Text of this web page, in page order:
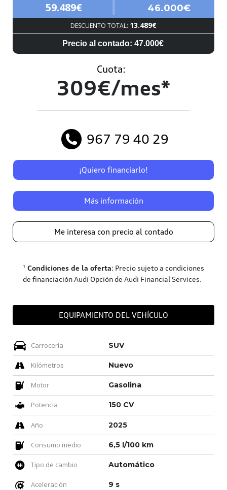
59.489€
46.000€
DESCUENTO TOTAL: 13.489€
Precio al contado: 47.000€
Cuota:
309€/mes*
967 79 40 29
¡Quiero financiarlo!
Más información
Me interesa con precio al contado
¹ Condiciones de la oferta: Precio sujeto a condiciones
de financiación Audi Opción de Audi Financial Services.
EQUIPAMIENTO DEL VEHÍCULO
Carrocería SUV
Kilómetros Nuevo
Motor Gasolina
Potencia 150 CV
Año 2025
Consumo medio 6,5 l/100 km
Tipo de cambio Automático
Aceleración 9 s